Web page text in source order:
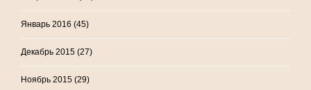
Январь 2016 (45)
Декабрь 2015 (27)
Ноябрь 2015 (29)